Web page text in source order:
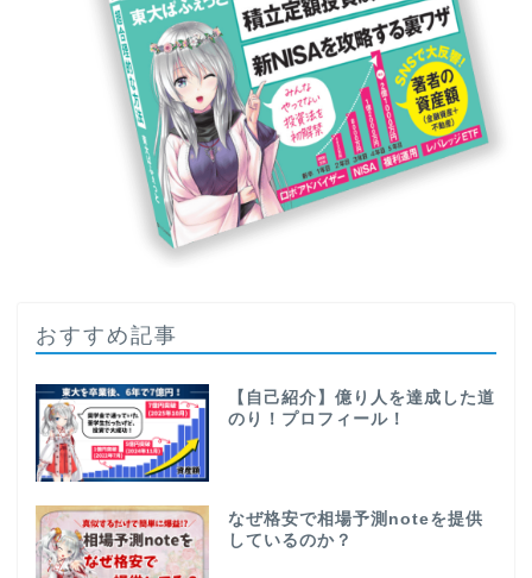
おすすめ記事
【自己紹介】億り人を達成した道
のり！プロフィール！
なぜ格安で相場予測noteを提供
しているのか？